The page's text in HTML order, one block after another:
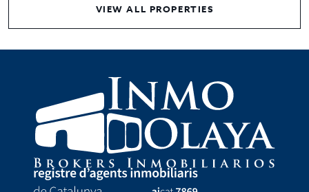
VIEW ALL PROPERTIES